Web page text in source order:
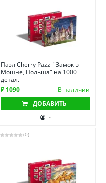
Пазл Cherry Pazzl "Замок в
Мошне, Польша" на 1000
детал.
₽ 1090
В наличии
ДОБАВИТЬ
-
(0)